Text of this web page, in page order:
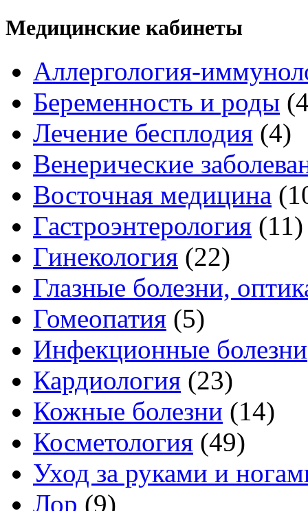
Медицинские кабинеты
Аллергология-
Беременность и роды
Лечение бесплодия (4)
Венерические
Восточная медицина
Гастроэнтерология (11)
Гинекология (22)
Глазные болезни,
Гомеопатия (5)
Инфекционные болезни
Кардиология (23)
Кожные болезни (14)
Косметология (49)
Уход за руками и
Лор (9)